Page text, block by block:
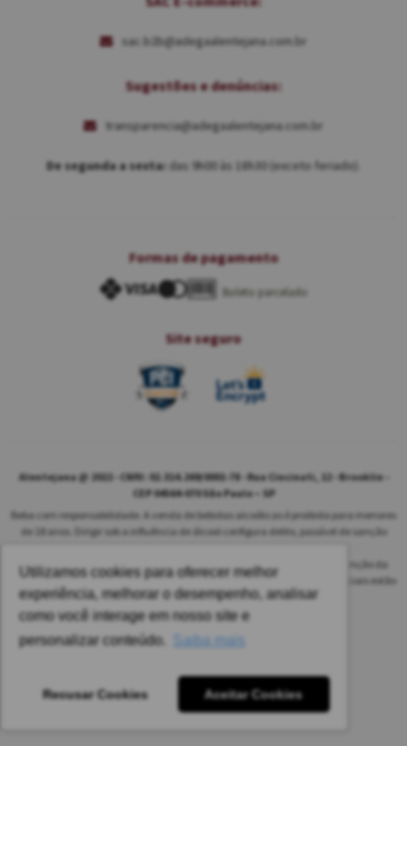
Utilizamos cookies para oferecer melhor
experiência, melhorar o desempenho, analisar
como você interage em nosso site e
personalizar conteúdo.
Saiba mais
Recusar Cookies Aceitar Cookies
sac.b2b@adegaalentejana.com.br
Sugestões e denúncias:
transparencia@adegaalentejana.com.br
De segunda a sexta: das 9h00 às 18h30 (exceto feriado).
Formas de pagamento
Boleto parcelado
Site seguro
Alentejana @ 2022 - CNPJ: 02.314.269/0001-78 - Rua Cincinati, 12 - Brooklin -
CEP 04564-070 São Paulo – SP
Beba com responsabilidade. A venda de bebidas alcoólicas é proibida para menores
de 18 anos. Dirigir sob a influência de álcool configura delito, passível de sanção
As safras dos vinhos poderão ser diferentes das informadas no site em função da
disponibilidade do nosso estoque. Alteração de preços e condições comerciais estão
sujeitas a alteração sem aviso prévio.
Pedido mínimo: R$ 1.650,00 para todas as regiões.
Imagens meramente ilustrativas.